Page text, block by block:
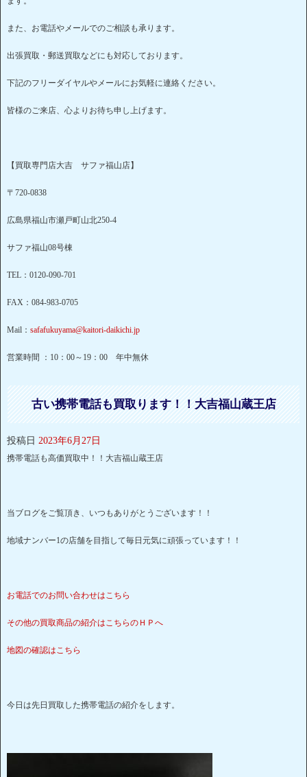
また、お電話やメールでのご相談も承ります。
出張買取・郵送買取などにも対応しております。
下記のフリーダイヤルやメールにお気軽に連絡ください。
皆様のご来店、心よりお待ち申し上げます。
【買取専門店大吉 サファ福山店】
〒720-0838
広島県福山市瀬戸町山北250-4
サファ福山08号棟
TEL：0120-090-701
FAX：084-983-0705
Mail： safafukuyama@kaitori-daikichi.jp
営業時間 ：10：00～19：00 年中無休
古い携帯電話も買取ります！！大吉福山蔵王店
投稿日 2023年6月27日
携帯電話も高価買取中！！大吉福山蔵王店
当ブログをご覧頂き、いつもありがとうございます！！
地域ナンバー1の店舗を目指して毎日元気に頑張っています！！
お電話でのお問い合わせはこちら
その他の買取商品の紹介はこちらのＨＰへ
地図の確認はこちら
今日は先日買取した携帯電話の紹介をします。